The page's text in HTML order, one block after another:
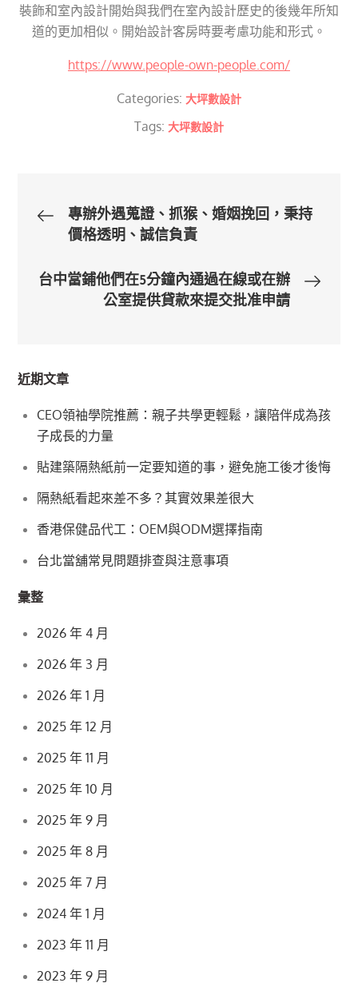
裝飾和室內設計開始與我們在室內設計歷史的後幾年所知
道的更加相似。開始設計客房時要考慮功能和形式。
https://www.people-own-people.com/
Categories: 大坪數設計
Tags: 大坪數設計
文專辦外遇蒐證、抓猴、婚姻挽回，秉持
價格透明、誠信負責
台中當鋪他們在5分鐘內通過在線或在辦
公室提供貸款來提交批准申請
近期文章
CEO領袖學院推薦：親子共學更輕鬆，讓陪伴成為孩
子成長的力量
貼建築隔熱紙前一定要知道的事，避免施工後才後悔
隔熱紙看起來差不多？其實效果差很大
香港保健品代工：OEM與ODM選擇指南
台北當舖常見問題排查與注意事項
彙整
2026 年 4 月
2026 年 3 月
2026 年 1 月
2025 年 12 月
2025 年 11 月
2025 年 10 月
2025 年 9 月
2025 年 8 月
2025 年 7 月
2024 年 1 月
2023 年 11 月
2023 年 9 月